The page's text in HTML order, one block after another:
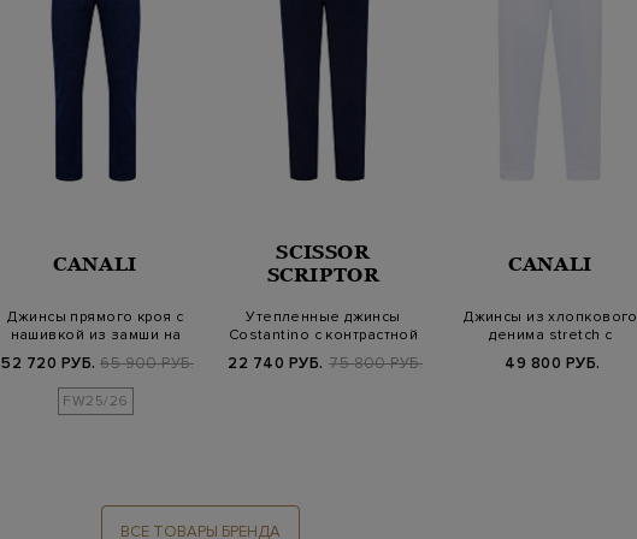
CANALI
Джинсы прямого кроя с
нашивкой из замши на
52 720 РУБ. 65 900 РУБ.
FW25/26
SCISSOR
SCRIPTOR
Утепленные джинсы
Costantino с контрастной
22 740 РУБ. 75 800 РУБ.
CANALI
Джинсы из хлопкового
денима stretch c
49 800 РУБ.
ВСЕ ТОВАРЫ БРЕНДА